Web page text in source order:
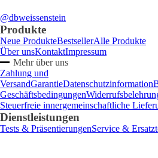
@dbweissenstein
Produkte
Neue ProdukteBestsellerAlle Produkte
Über unsKontaktImpressum
Mehr über uns
Zahlung und
VersandGarantieDatenschutzinformation
Geschäftsbedingungen
Steuerfreie innergemeinschaftliche
Dienstleistungen
Tests & PräsentierungenService &